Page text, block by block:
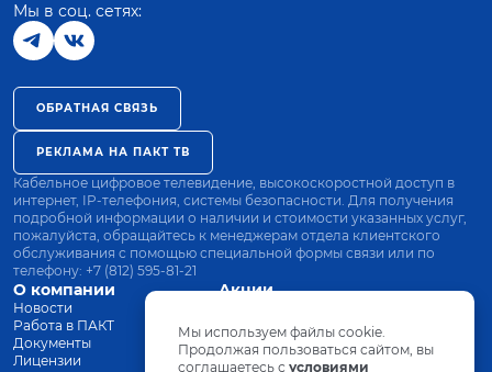
О компании
Новости
Работа в ПАКТ
Документы
Лицензии
Акции
Оплата
Оборудование
Мы в соц. сетях:
ОБРАТНАЯ СВЯЗЬ
РЕКЛАМА НА ПАКТ ТВ
Кабельное цифровое телевидение, высокоскоростной доступ в
интернет, IP-телефония, системы безопасности. Для получения
подробной информации о наличии и стоимости указанных услуг,
пожалуйста, обращайтесь к менеджерам отдела клиентского
обслуживания с помощью специальной формы связи или по
телефону: +7 (812) 595-81-21
Мы используем файлы cookie.
Продолжая пользоваться сайтом, вы
соглашаетесь с условиями